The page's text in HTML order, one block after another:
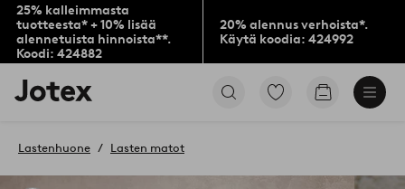
25% kalleimmasta
tuotteesta* + 10% lisää
alennetuista hinnoista**.
Koodi: 424882
20% alennus verhoista*.
Käytä koodia: 424992
Jotex-
logo
aloitussivulle
Siirry
Siirry
Lastenhuone Lasten matot